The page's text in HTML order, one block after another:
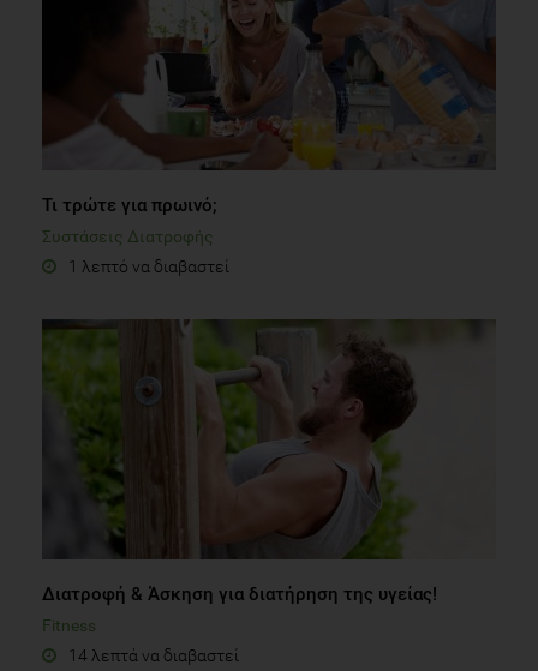
Τι τρώτε για πρωινό;
Συστάσεις Διατροφής
1 λεπτό να διαβαστεί
Διατροφή & Άσκηση για διατήρηση της υγείας!
Fitness
14 λεπτά να διαβαστεί